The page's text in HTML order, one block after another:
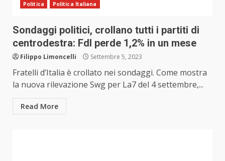
Politica Politica Italiana
Sondaggi politici, crollano tutti i partiti di
centrodestra: FdI perde 1,2% in un mese
Filippo Limoncelli Settembre 5, 2023
Fratelli d’Italia è crollato nei sondaggi. Come mostra
la nuova rilevazione Swg per La7 del 4 settembre,...
Read More